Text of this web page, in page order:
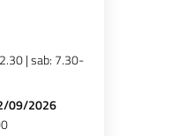
| sab: 7.30-
09/2026